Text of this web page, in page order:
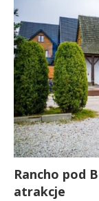
Rancho pod
atrakcje